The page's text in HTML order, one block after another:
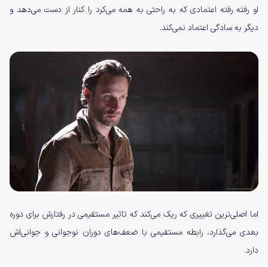
او رفته رفته اعتمادی که به راحتی به همه می‌کرد را کنار از دست می‌دهد و
دیگر به سادگی اعتماد نمی‌کند.
اما اصلی‌ترین تغییری که ریک می‌کند که تاثیر مستقیمی در رفتارش برای دوره
بعدی می‌گذارد، رابطه مستقیمی با ضعف‌های دوران نوجوانی و جوانی‌اش
دارد.